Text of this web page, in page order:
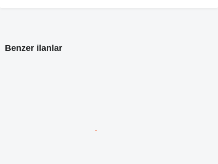
Benzer ilanlar